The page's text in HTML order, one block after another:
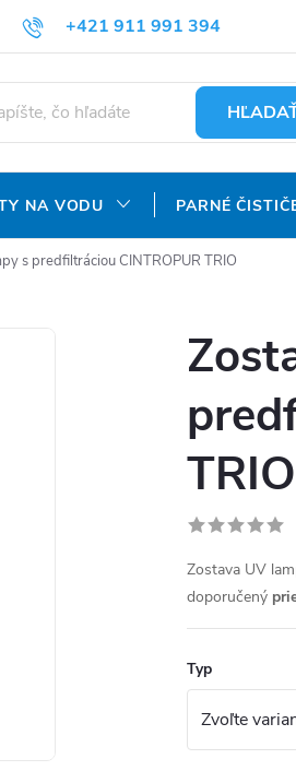
+421 911 991 394
info@aquatechnology.sk
PORIADOK OCHRANA OSOBNÝCH
NA VODU PARNÉ
s predfiltráciou CINTROPUR TRIO
TRIO
Zostava UV
doporučený
Typ